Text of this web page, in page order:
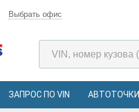
Выбрать офис
ЗАПРОС ПО VIN АВТОТОЧКИ